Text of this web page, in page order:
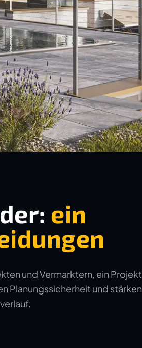
ein
und Vermarktern, ein Projekt
Planungssicherheit und stärken